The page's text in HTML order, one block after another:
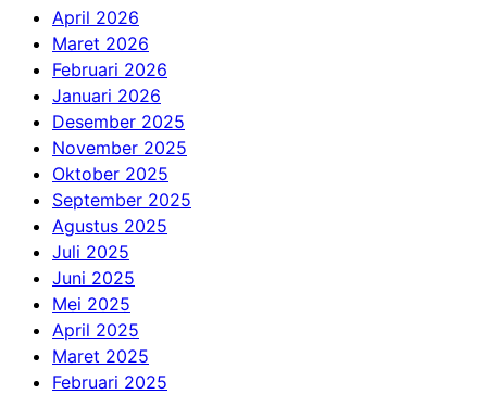
April 2026
Maret 2026
Februari 2026
Januari 2026
Desember 2025
November 2025
Oktober 2025
September 2025
Agustus 2025
Juli 2025
Juni 2025
Mei 2025
April 2025
Maret 2025
Februari 2025